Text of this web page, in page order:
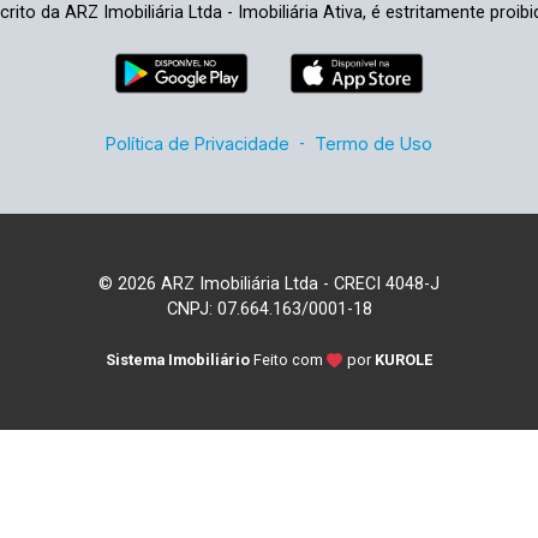
da ARZ Imobiliária Ltda - Imobiliária Ativa, é estritamente
Política de Privacidade - Termo de Uso
© 2026 ARZ Imobiliária Ltda - CRECI 4048-J
CNPJ: 07.664.163/0001-18
Sistema Imobiliário Feito com por KUROLE